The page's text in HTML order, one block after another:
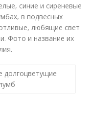
синие и сиреневые
в подвесных
любящие свет
Фото и название их